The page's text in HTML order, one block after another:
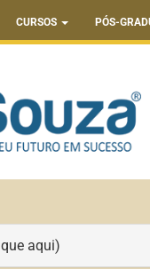
CURSOS PÓS-
aqui)